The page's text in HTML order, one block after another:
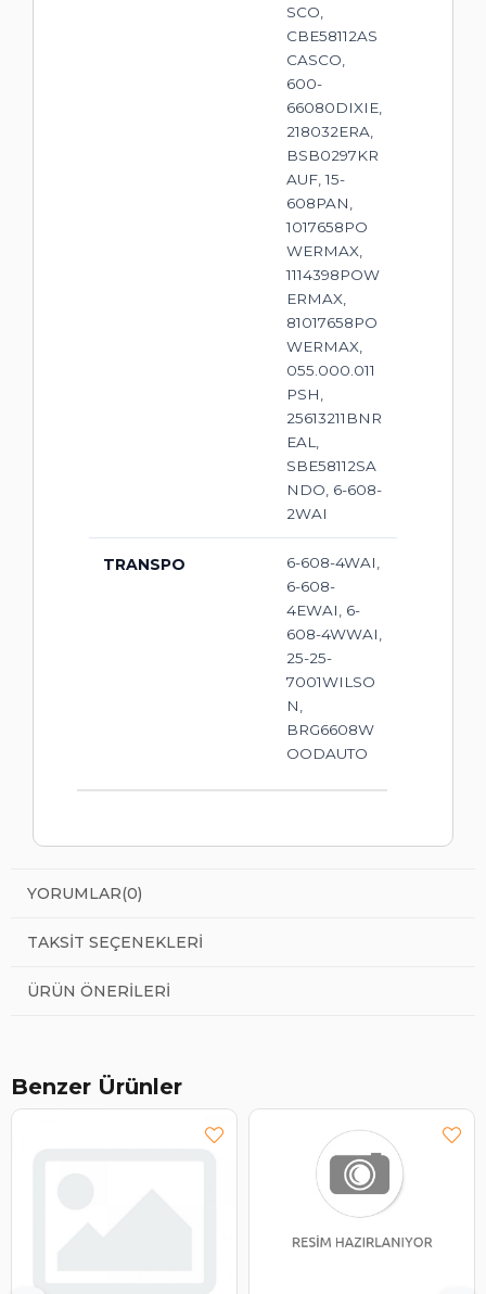
SCO,
CBE58112AS
CASCO,
600-
66080DIXIE,
218032ERA,
BSB0297KR
AUF, 15-
608PAN,
1017658PO
WERMAX,
1114398POW
ERMAX,
81017658PO
WERMAX,
055.000.011
PSH,
25613211BNR
EAL,
SBE58112SA
NDO, 6-608-
2WAI
TRANSPO
6-608-4WAI,
6-608-
4EWAI, 6-
608-4WWAI,
25-25-
7001WILSO
N,
BRG6608W
OODAUTO
YORUMLAR(0)
TAKSIT SEÇENEKLERI
ÜRÜN ÖNERILERI
Benzer Ürünler